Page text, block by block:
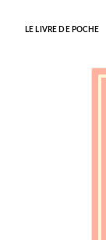
LE LIVRE DE POCHE